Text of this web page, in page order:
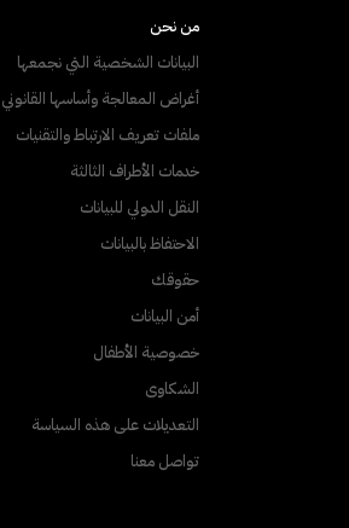
من نحن
البيانات الشخصية التي نجمعها
أغراض المعالجة وأساسها القانوني
ملفات تعريف الارتباط والتقنيات
خدمات الأطراف الثالثة
النقل الدولي للبيانات
الاحتفاظ بالبيانات
حقوقك
أمن البيانات
خصوصية الأطفال
الشكاوى
التعديلات على هذه السياسة
تواصل معنا